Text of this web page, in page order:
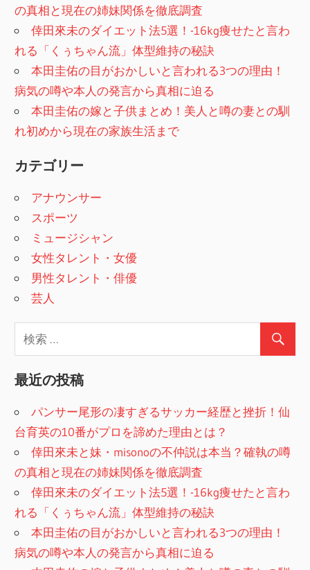
の真相と現在の姉妹関係を徹底調査
倖田來未のダイエット法5選！-16kg痩せたと言わ
れる「くぅちゃん流」体型維持の秘訣
本田圭佑の目がおかしいと言われる3つの理由！
病気の噂や本人の発言から真相に迫る
本田圭佑の嫁と子供まとめ！美人と噂の妻との馴
れ初めから現在の家族生活まで
カテゴリー
アナウンサー
スポーツ
ミュージシャン
女性タレント・女優
男性タレント・俳優
芸人
最近の投稿
パンサー尾形の凄すぎるサッカー経歴と挫折！仙
台育英の10番がプロを諦めた理由とは？
倖田來未と妹・misonoの不仲説は本当？確執の噂
の真相と現在の姉妹関係を徹底調査
倖田來未のダイエット法5選！-16kg痩せたと言わ
れる「くぅちゃん流」体型維持の秘訣
本田圭佑の目がおかしいと言われる3つの理由！
病気の噂や本人の発言から真相に迫る